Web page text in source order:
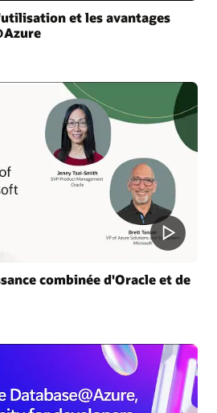
et les avantages
combinée d'Oracle et de